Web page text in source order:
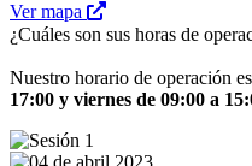
Ver mapa
¿Cuáles son sus horas de
Nuestro horario de operación
17:00 y viernes de 09:00 a